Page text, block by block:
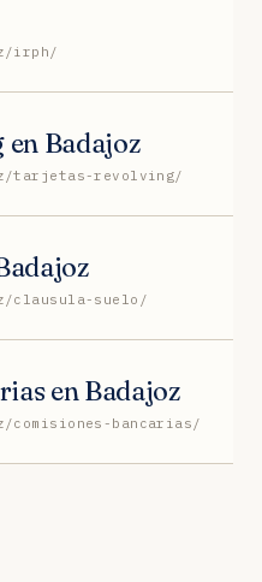
irph/
Badajoz
tarjetas-revolving/
clausula-suelo/
en Badajoz
comisiones-bancarias/